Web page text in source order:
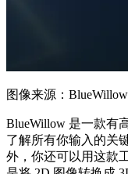
图像来源：BlueWillow
BlueWillow 是一款有
了解所有你输入的关
外，你还可以用这款